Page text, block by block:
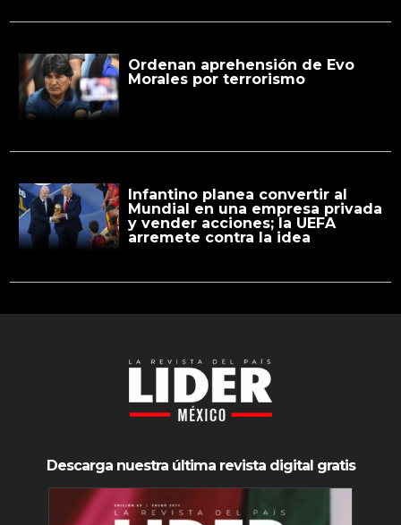
Ordenan aprehensión de Evo
Morales por terrorismo
Infantino planea convertir al
Mundial en una empresa privada
y vender acciones; la UEFA
arremete contra la idea
Descarga nuestra última revista digital gratis